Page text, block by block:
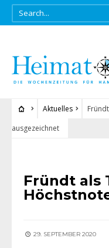
Aktuelles
ausgezeichnet
Fründt als
29. SEPTEMBER 2020